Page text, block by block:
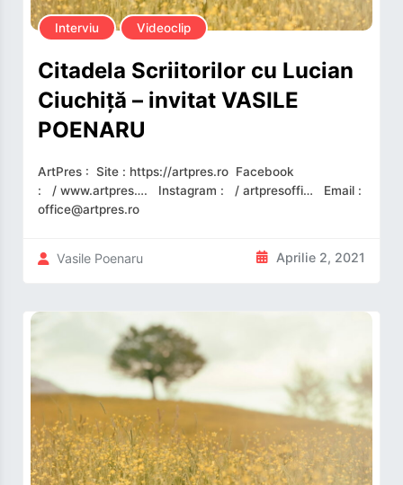
Interviu Videoclip
Citadela Scriitorilor cu Lucian
Ciuchiță – invitat VASILE
POENARU
ArtPres : Site : https://artpres.ro​​​ Facebook
: / www.artpres….​ Instagram : / artpresoffi…​ Email :
office@artpres.ro
Vasile Poenaru Aprilie 2, 2021